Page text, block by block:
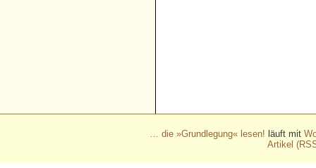
… die »Grundlegung« lesen! läuft mit
Artikel